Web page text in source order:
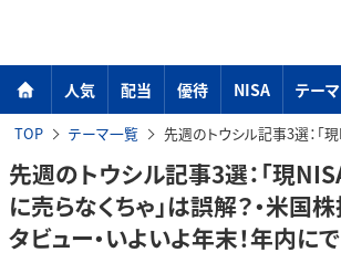
人気 配当 優待 NISA テーマ
TOP テーマ一覧 先週のトウシル記事3選：「現NISAは2023年内に売らなくちゃ」は誤解？・米国株
先週のトウシル記事3選：「現
に売らなくちゃ」は誤解？・米国
タビュー・いよいよ年末！年内に